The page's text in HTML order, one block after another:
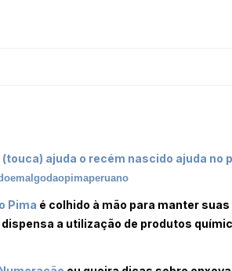
ajuda o recém nascido ajuda
Pima é colhido à mão para manter
a utilização de produtos